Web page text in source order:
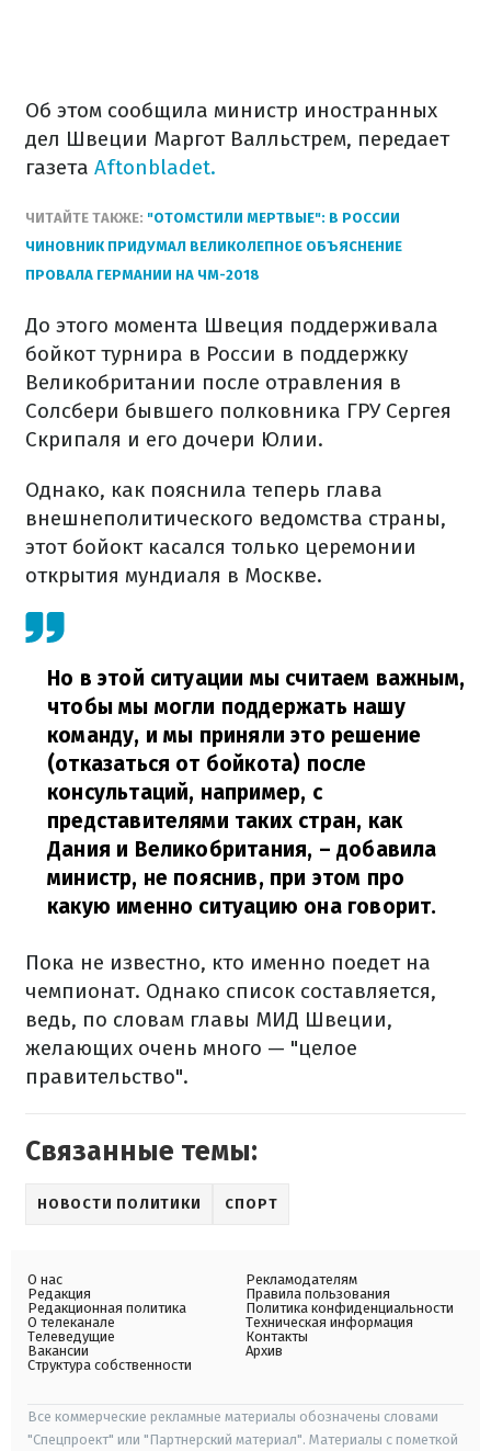
Об этом сообщила министр иностранных
дел Швеции Маргот Валльстрем, передает
газета Aftonbladet.
ЧИТАЙТЕ ТАКЖЕ: "ОТОМСТИЛИ МЕРТВЫЕ": В РОССИИ
ЧИНОВНИК ПРИДУМАЛ ВЕЛИКОЛЕПНОЕ ОБЪЯСНЕНИЕ
ПРОВАЛА ГЕРМАНИИ НА ЧМ-2018
До этого момента Швеция поддерживала
бойкот турнира в России в поддержку
Великобритании после отравления в
Солсбери бывшего полковника ГРУ Сергея
Скрипаля и его дочери Юлии.
Однако, как пояснила теперь глава
внешнеполитического ведомства страны,
этот бойокт касался только церемонии
открытия мундиаля в Москве.
Но в этой ситуации мы считаем важным,
чтобы мы могли поддержать нашу
команду, и мы приняли это решение
(отказаться от бойкота) после
консультаций, например, с
представителями таких стран, как
Дания и Великобритания, – добавила
министр, не пояснив, при этом про
какую именно ситуацию она говорит.
Пока не известно, кто именно поедет на
чемпионат. Однако список составляется,
ведь, по словам главы МИД Швеции,
желающих очень много — "целое
правительство".
Связанные темы:
НОВОСТИ ПОЛИТИКИ СПОРТ
О нас
Редакция
Редакционная политика
О телеканале
Телеведущие
Вакансии
Структура собственности
Рекламодателям
Правила пользования
Политика конфиденциальности
Техническая информация
Контакты
Архив
Все коммерческие рекламные материалы обозначены словами
"Спецпроект" или "Партнерский материал". Материалы с пометкой